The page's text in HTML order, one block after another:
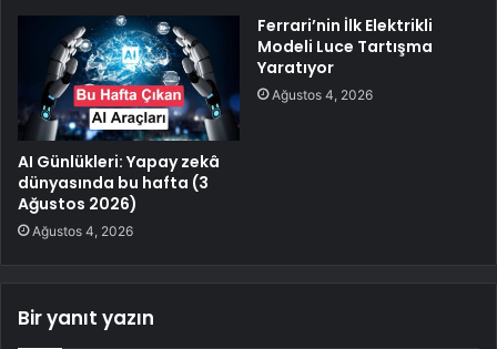
AI Günlükleri: Yapay zekâ
dünyasında bu hafta (3
Ağustos 2026)
Ağustos 4, 2026
Ferrari’nin İlk Elektrikli
Modeli Luce Tartışma
Yaratıyor
Ağustos 4, 2026
Bir yanıt yazın